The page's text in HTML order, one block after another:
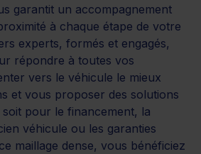
garantit un accompagnement
à chaque étape de votre
experts, formés et engagés,
répondre à toutes vos
vers le véhicule le mieux
et vous proposer des solutions
pour le financement, la
véhicule ou les garanties
maillage dense, vous bénéficiez